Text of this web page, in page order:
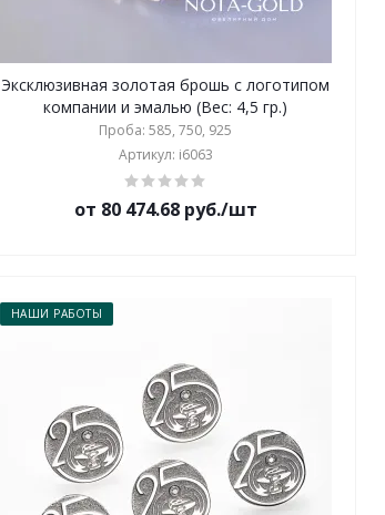
Эксклюзивная золотая брошь с логотипом
компании и эмалью (Вес: 4,5 гр.)
Проба: 585, 750, 925
Артикул: i6063
от 80 474.68 руб./шт
НАШИ РАБОТЫ